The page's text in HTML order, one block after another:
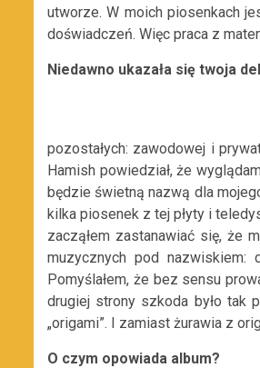
utworze. W moich piosenkach
doświadczeń. Więc praca z
Niedawno ukazała się twoja
pozostałych: zawodowej i
Hamish powiedział, że
będzie świetną nazwą dla
kilka piosenek z tej płyty i
zacząłem zastanawiać się, że
muzycznych pod nazwiskiem:
Pomyślałem, że bez sensu
drugiej strony szkoda było tak
„origami”. I zamiast żurawia z
O czym opowiada album?